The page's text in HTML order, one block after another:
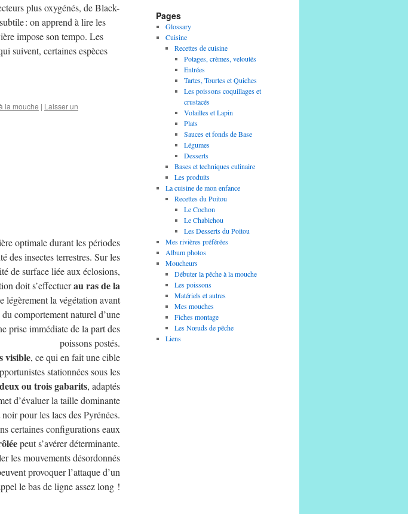
plus oxygénés, de Black-
: on apprend à lire les
impose son tempo. Les
suivent, certaines espèces
la mouche | Laisser un
optimale durant les périodes
des insectes terrestres. Sur les
de surface liée aux éclosions,
doit s’effectuerau ras de la
légèrement la végétation avant
comportement naturel d’une
prise immédiate de la part des
poissons postés.
visible, ce qui en fait une cible
stationnées sous les
deux ou trois gabarits, adaptés
d’évaluer la taille dominante
pour les lacs des Pyrénées.
certaines configurations eaux
peut s’avérer déterminante.
les mouvements désordonnés
provoquer l’attaque d’un
le bas de ligne assez long !
Pages
Glossary
Cuisine
Recettes de cuisine
Potages, crèmes, veloutés
Entrées
Tartes, Tourtes et Quiches
Les poissons coquillages et
crustacés
Volailles et Lapin
Plats
Sauces et fonds de Base
Légumes
Desserts
Bases et techniques culinaire
Les produits
La cuisine de mon enfance
Recettes du Poitou
Le Cochon
Le Chabichou
Les Desserts du Poitou
Mes rivières préférées
Album photos
Moucheurs
Débuter la pêche à la mouche
Les poissons
Matériels et autres
Mes mouches
Fiches montage
Les Nœuds de pêche
Liens